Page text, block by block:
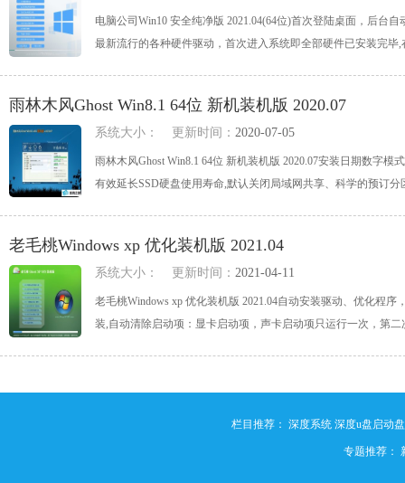
电脑公司Win10 安全纯净版 2021.04(64位)首次登陆桌面，后台
最新流行的各种硬件驱动，首次进入系统即全部硬件已安装完毕,
雨林木风Ghost Win8.1 64位 新机装机版 2020.07
系统大小： 更新时间： 2020-07-05
雨林木风Ghost Win8.1 64位 新机装机版 2020.07安装日期数字
有效延长SSD硬盘使用寿命,默认关闭局域网共享、科学的预订分
老毛桃Windows xp 优化装机版 2021.04
系统大小： 更新时间： 2021-04-11
老毛桃Windows xp 优化装机版 2021.04自动安装驱动、优化程
装,自动清除启动项：显卡启动项，声卡启动项只运行一次，第二
栏目推荐： 深度系统 深度u盘启动
专题推荐：